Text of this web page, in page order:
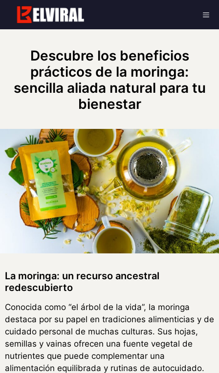
content
Descubre los beneficios
prácticos de la moringa:
sencilla aliada natural para tu
bienestar
La moringa: un recurso ancestral
redescubierto
Conocida como “el árbol de la vida”, la moringa
destaca por su papel en tradiciones alimenticias y de
cuidado personal de muchas culturas. Sus hojas,
semillas y vainas ofrecen una fuente vegetal de
nutrientes que puede complementar una
alimentación equilibrada y rutinas de autocuidado.